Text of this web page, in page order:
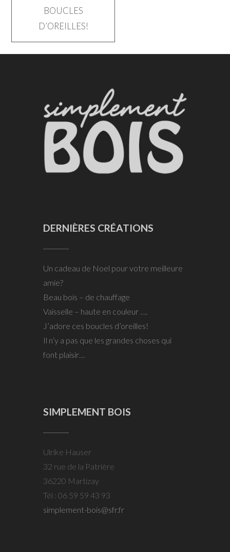
BOUCLES
D’OREILLES!
DERNIÈRES CRÉATIONS
Un cadeau de Noel pour votre meilleure
amie?
Beau bois – de chauffage
Vaisselle – haute en couleur ….
J’adore ces boucles d’oreilles!
Il n’y a pas que les grandes choses qui
font plaisir…
SIMPLEMENT BOIS
Ulrike Hauser
32 rue de la Patrière
36220 Martizay
Tél : 06 59 59 43 93
simplement-bois@sfr.fr